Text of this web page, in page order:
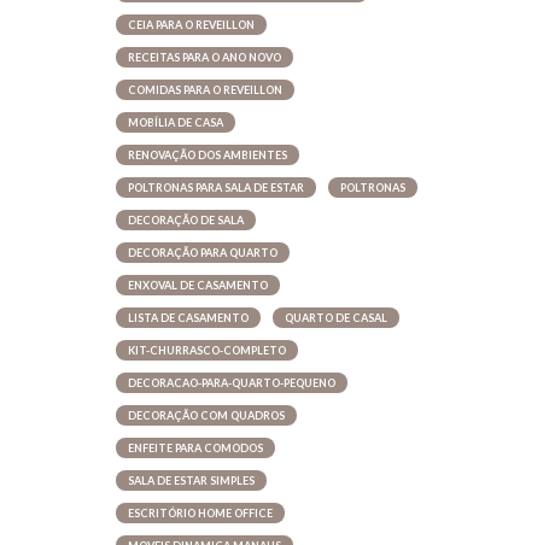
CEIA PARA O REVEILLON
RECEITAS PARA O ANO NOVO
COMIDAS PARA O REVEILLON
MOBÍLIA DE CASA
RENOVAÇÃO DOS AMBIENTES
POLTRONAS PARA SALA DE ESTAR POLTRONAS
DECORAÇÃO DE SALA
DECORAÇÃO PARA QUARTO
ENXOVAL DE CASAMENTO
LISTA DE CASAMENTO QUARTO DE CASAL
KIT-CHURRASCO-COMPLETO
DECORACAO-PARA-QUARTO-PEQUENO
DECORAÇÃO COM QUADROS
ENFEITE PARA COMODOS
SALA DE ESTAR SIMPLES
ESCRITÓRIO HOME OFFICE